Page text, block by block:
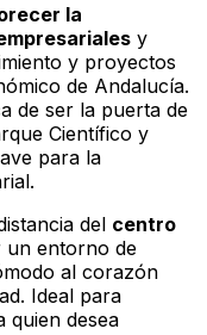
la
y
y proyectos
de Andalucía.
de ser la puerta de
Científico y
para la
del centro
un entorno de
al corazón
Ideal para
quien desea